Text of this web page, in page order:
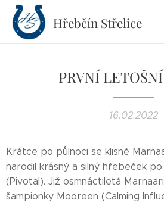
Hřebčín Střelice
PRVNÍ
16.02.2022
Krátce po půlnoci se klisně
narodil krásný a silný hřebeček
(Pivotal). Již osmnáctiletá
šampionky Mooreen (Calming